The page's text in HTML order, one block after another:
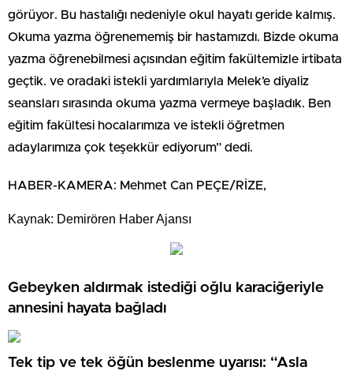
görüyor. Bu hastalığı nedeniyle okul hayatı geride kalmış.
Okuma yazma öğrenememiş bir hastamızdı. Bizde okuma
yazma öğrenebilmesi açısından eğitim fakültemizle irtibata
geçtik. ve oradaki istekli yardımlarıyla Melek’e diyaliz
seansları sırasında okuma yazma vermeye başladık. Ben
eğitim fakültesi hocalarımıza ve istekli öğretmen
adaylarımıza çok teşekkür ediyorum” dedi.
HABER-KAMERA: Mehmet Can PEÇE/RİZE,
Kaynak: Demirören Haber Ajansı
Gebeyken aldırmak istediği oğlu karaciğeriyle
annesini hayata bağladı
Tek tip ve tek öğün beslenme uyarısı: “Asla